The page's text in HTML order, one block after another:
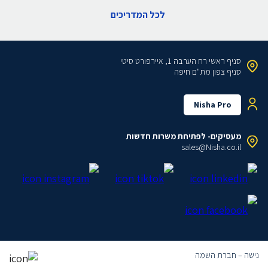
לכל המדריכים
סניף ראשי רח הערבה 1, איירפורט סיטי
סניף צפון מת"ם חיפה
Nisha Pro
מעסיקים- לפתיחת משרות חדשות
sales@Nisha.co.il
נישה – חברת השמה